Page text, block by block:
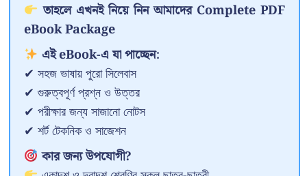
তাহলে এখনই নিয়ে নিন আমাদের Complete PDF
eBook Package
এই eBook-এ যা পাচ্ছেন:
✔ সহজ ভাষায় পুরো সিলেবাস
✔ গুরুত্বপূর্ণ প্রশ্ন ও উত্তর
✔ পরীক্ষার জন্য সাজানো নোটস
✔ শর্ট টেকনিক ও সাজেশন
কার জন্য উপযোগী?